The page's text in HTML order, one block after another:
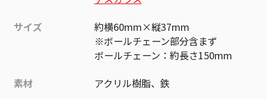
サイズ
約横60mm×縦37mm
※ボールチェーン部分含まず
ボールチェーン：約長さ150mm
素材
アクリル樹脂、鉄